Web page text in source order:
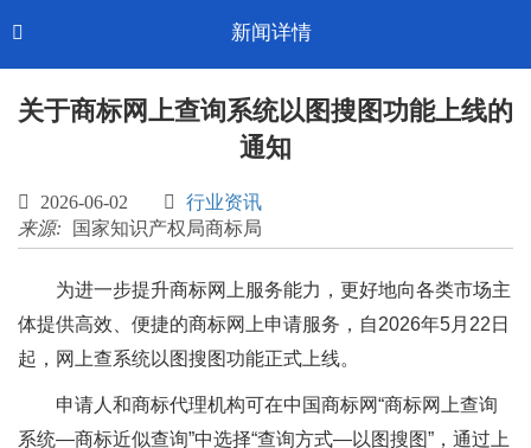
CN-中文
 新闻详情
关于商标网上查询系统以图搜图功能上线的
通知
 2026-06-02 
行业资讯
来源:
国家知识产权局商标局
为进一步提升商标网上服务能力，更好地向各类市场主
体提供高效、便捷的商标网上申请服务，自2026年5月22日
起，网上查系统以图搜图功能正式上线。
申请人和商标代理机构可在中国商标网“商标网上查询
系统—商标近似查询”中选择“查询方式—以图搜图”，通过上